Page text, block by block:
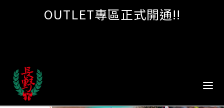
OUTLET專區正式開通!!